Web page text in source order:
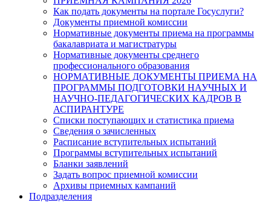
Как подать документы на портале Госуслуги?
Документы приемной комиссии
Нормативные документы приема на программы
бакалавриата и магистратуры
Нормативные документы среднего
профессионального образования
НОРМАТИВНЫЕ ДОКУМЕНТЫ ПРИЕМА НА
ПРОГРАММЫ ПОДГОТОВКИ НАУЧНЫХ И
НАУЧНО-ПЕДАГОГИЧЕСКИХ КАДРОВ В
АСПИРАНТУРЕ
Списки поступающих и статистика приема
Сведения о зачисленных
Расписание вступительных испытаний
Программы вступительных испытаний
Бланки заявлений
Задать вопрос приемной комиссии
Архивы приемных кампаний
Подразделения